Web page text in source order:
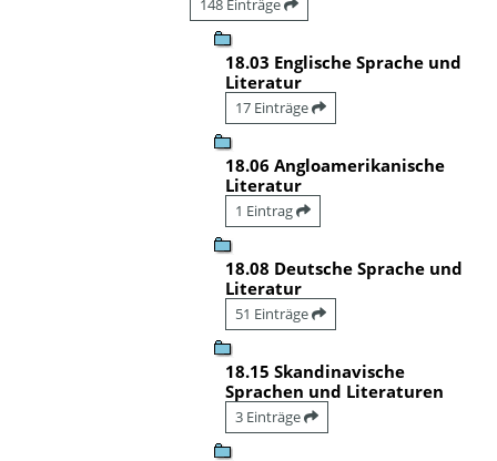
148 Einträge
18.03 Englische Sprache und
Literatur
17 Einträge
18.06 Angloamerikanische
Literatur
1 Eintrag
18.08 Deutsche Sprache und
Literatur
51 Einträge
18.15 Skandinavische
Sprachen und Literaturen
3 Einträge